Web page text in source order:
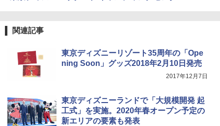
￥6,459
可能 安全ロック付き 高安全性 金属製耐久 コ
ンパクト多機能設計 持ち運び便利 アウトド
ア/オフィス/教育現場/展示会用 緑
関連記事
東京ディズニーリゾート35周年の「Ope
ning Soon」グッズ2018年2月10日発売
2017年12月7日
東京ディズニーランドで「大規模開発 起
工式」を実施。2020年春オープン予定の
新エリアの要素も発表